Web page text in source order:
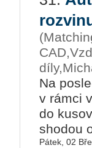
Na
v rámci
do
shodou
Pátek, 02